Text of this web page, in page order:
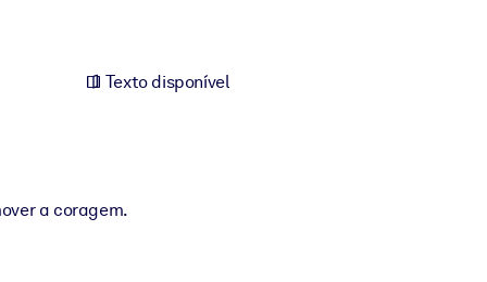
Texto disponível
a coragem.